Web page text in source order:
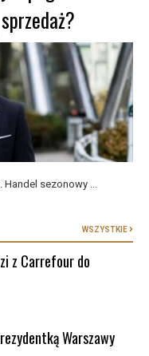
Handel sezonowy ...
WSZYSTKIE
z Carrefour do
Warszawy